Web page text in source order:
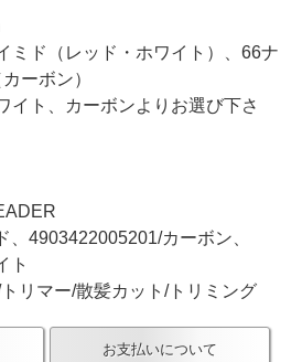
ミド（レッド・ホワイト）、66ナ
ーボン）
イト、カーボンよりお選び下さ
4903422005201/カーボン、
ト
リマー/散髪カット/トリミング
お支払いについて